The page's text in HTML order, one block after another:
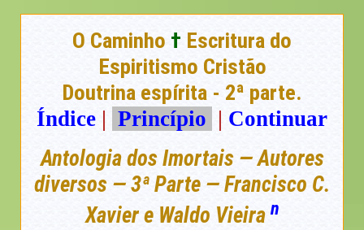
O Caminho † Escritura do
Espiritismo Cristão
Doutrina espírita - 2ª parte.
Índice | Princípio | Continuar
Antologia dos Imortais — Autores
diversos — 3ª Parte — Francisco C.
Xavier e Waldo Vieira n